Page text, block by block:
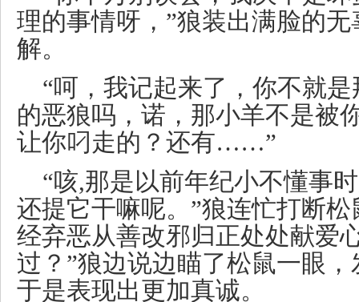
理的事情呀，”狼装出满脸的
解。
“呵，我记起来了，你不就
的恶狼吗，诺，那小羊不是被
让你叼走的？还有……”
“咳,那是以前年纪小不懂事
还提它干嘛呢。”狼连忙打断
经弃恶从善改邪归正处处献爱
过？”狼边说边瞄了松鼠一眼
于是表现出更加真诚。